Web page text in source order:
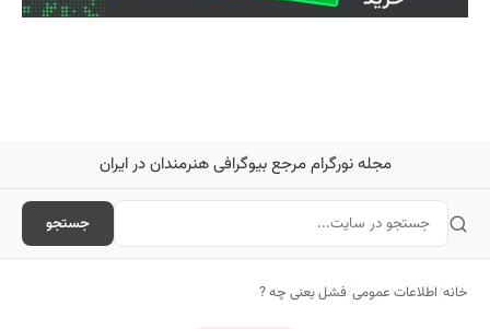
مجله نورگرام مرجع بیوگرافی هنرمندان در ایران
جستجو
خانه/اطلاعات عمومی/فشل یعنی چه ?